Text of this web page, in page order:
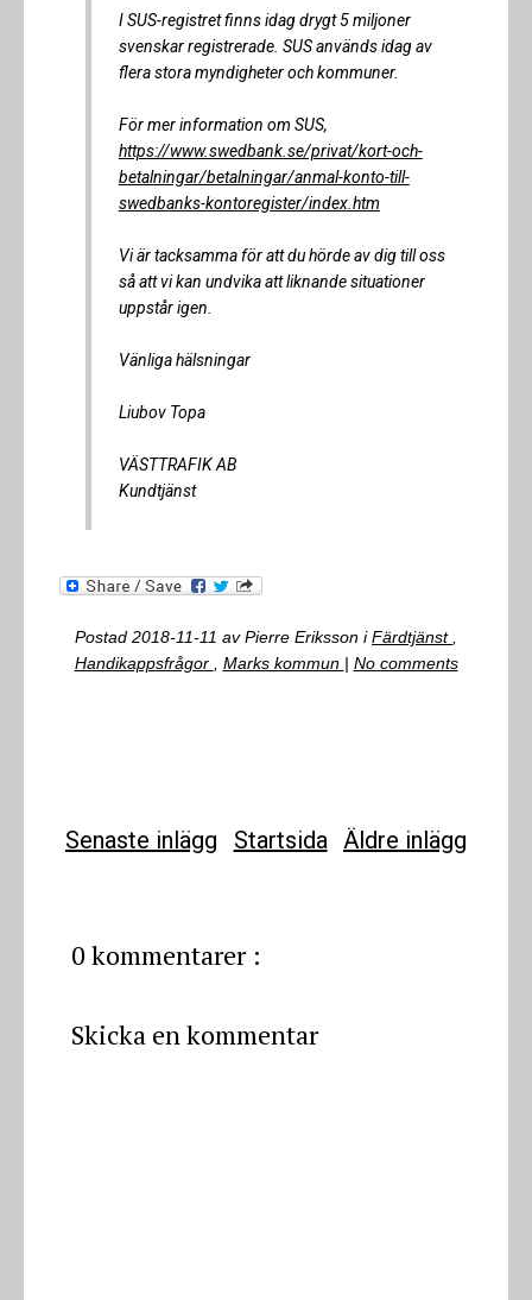
I SUS-registret finns idag drygt 5 miljoner
svenskar registrerade. SUS används idag av
flera stora myndigheter och kommuner.
För mer information om SUS,
https://www.swedbank.se/privat/kort-och-
betalningar/betalningar/anmal-konto-till-
swedbanks-kontoregister/index.htm
Vi är tacksamma för att du hörde av dig till oss
så att vi kan undvika att liknande situationer
uppstår igen.
Vänliga hälsningar
Liubov Topa
VÄSTTRAFIK AB
Kundtjänst
Postad 2018-11-11 avPierre Eriksson iFärdtjänst
Handikappsfrågor
Marks kommun | No comments
Senaste inlägg Äldre inlägg
Startsida
0 kommentarer :
Skicka en kommentar